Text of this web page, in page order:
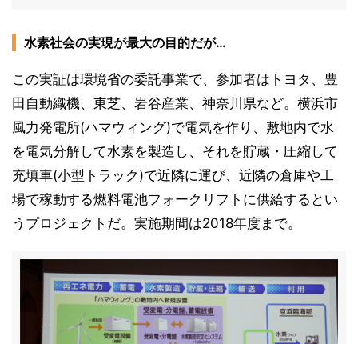
水素社会の実現が最大の目的だが…
この実証は環境省の委託事業で、参加者はトヨタ、豊
田自動織機、東芝、岩谷産業、神奈川県など。横浜市
風力発電所(ハマウィング)で電気を作り、敷地内で水
を電気分解して水素を製造し、それを貯蔵・圧縮して
充填車(小型トラック)で近隣に運び、近隣の倉庫や工
場で稼動する燃料電池フォークリフトに供給するとい
うプロジェクトだ。実施期間は2018年度まで。